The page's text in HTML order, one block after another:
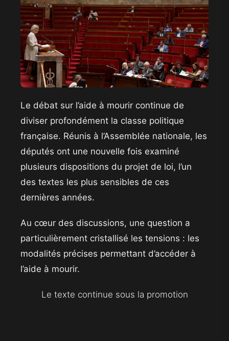
Le débat sur l’aide à mourir continue de
diviser profondément la classe politique
française. Réunis à l’Assemblée nationale, les
députés ont une nouvelle fois examiné
plusieurs dispositions du projet de loi, l’un
des textes les plus sensibles de ces
dernières années.
Au cœur des discussions, une question a
particulièrement cristallisé les tensions : les
modalités précises permettant d’accéder à
l’aide à mourir.
Le texte continue sous la promotion